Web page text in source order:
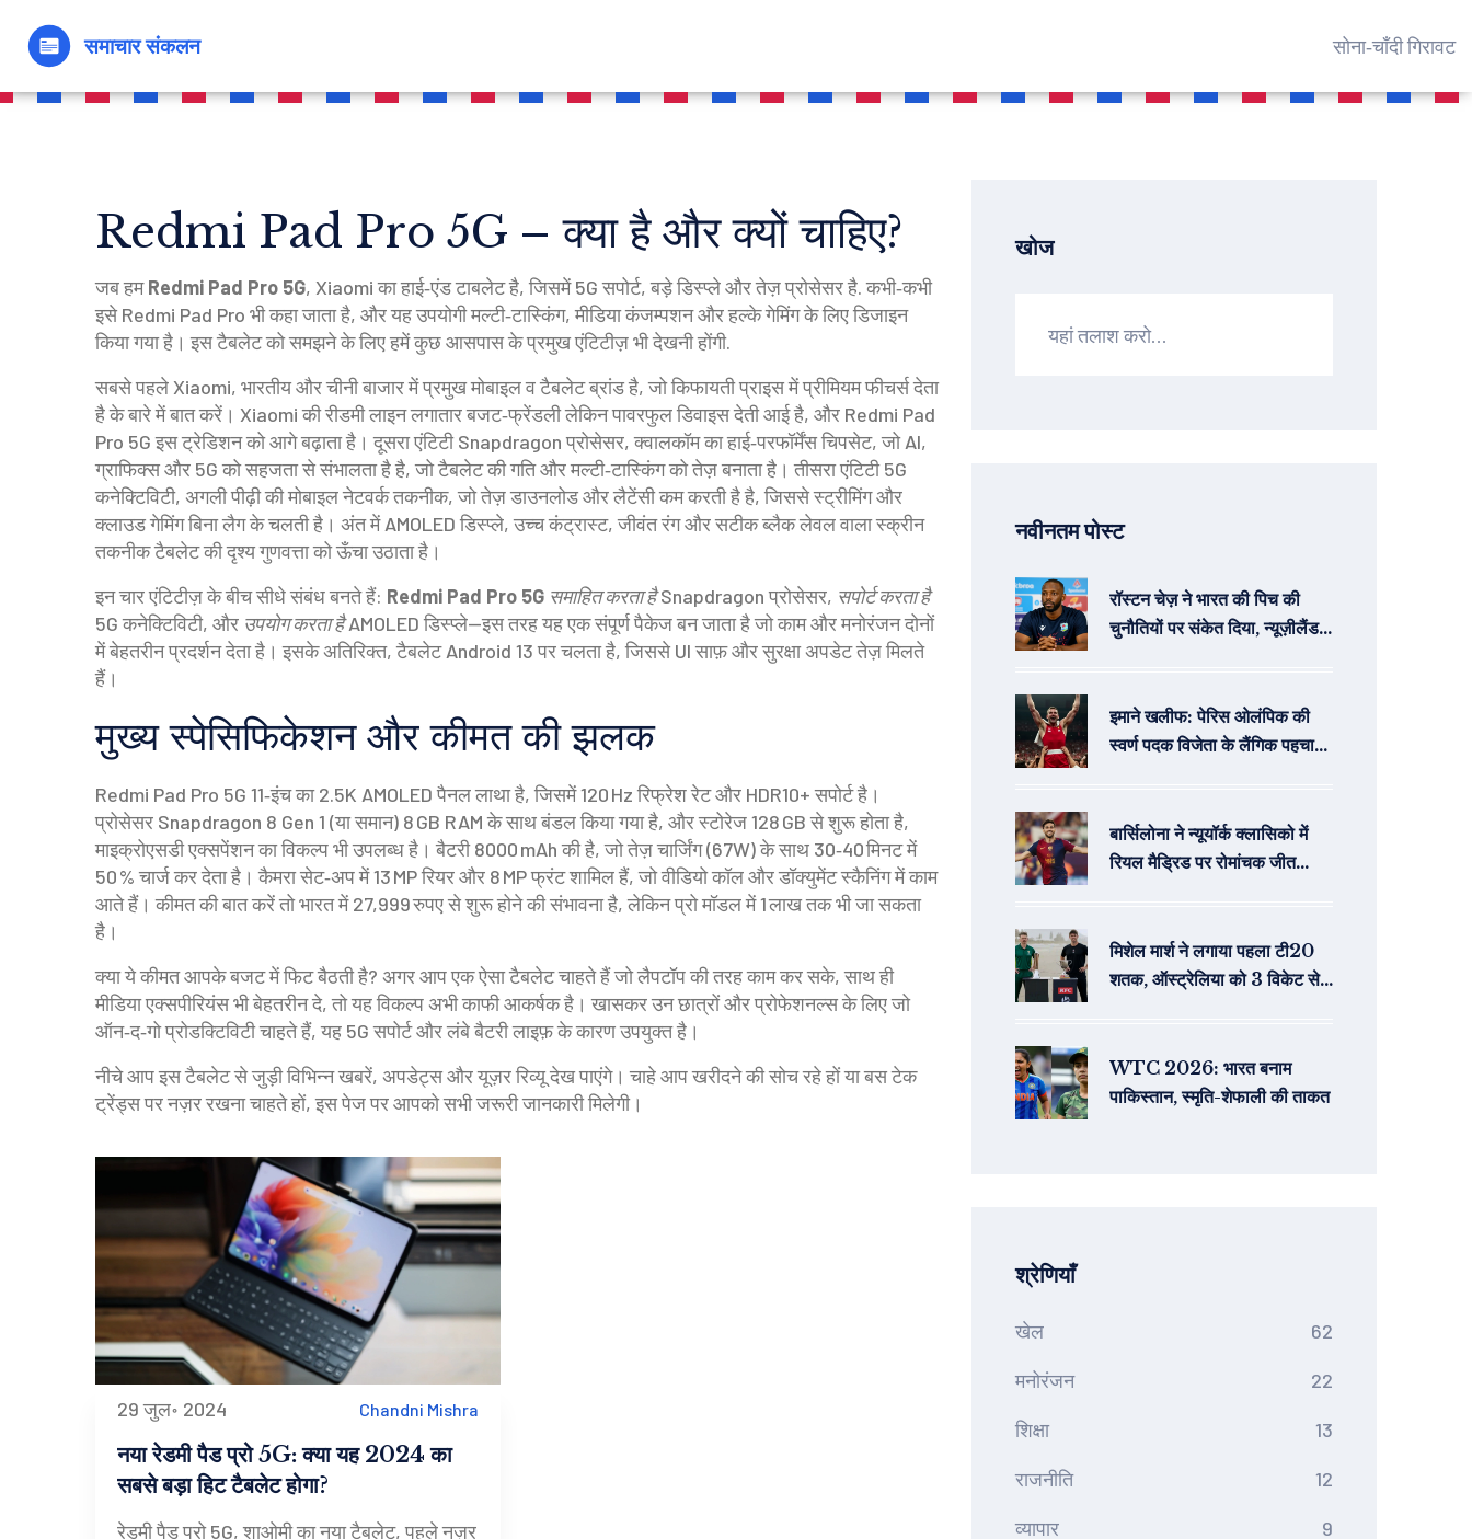
सोना‑चाँदी गिरावट
Redmi Pad Pro 5G – क्या है और क्यों चाहिए?
जब हमRedmi Pad Pro 5G, Xiaomi का हाई‑एंड टाबलेट है, जिसमें 5G सपोर्ट, बड़े डिस्प्ले और तेज़ प्रोसेसर है. कभी‑कभी
इसेRedmi Pad Pro भी कहा जाता है, और यह उपयोगी मल्टी‑टास्किंग, मीडिया कंजम्पशन और हल्के गेमिंग के लिए डिजाइन
किया गया है। इस टैबलेट को समझने के लिए हमें कुछ आसपास के प्रमुख एंटिटीज़ भी देखनी होंगी.
सबसे पहले Xiaomi, भारतीय और चीनी बाजार में प्रमुख मोबाइल व टैबलेट ब्रांड है, जो किफायती प्राइस में प्रीमियम फीचर्स देता
हैके बारे में बात करें। Xiaomi की रीडमी लाइन लगातार बजट‑फ्रेंडली लेकिन पावरफुल डिवाइस देती आई है, और Redmi Pad
Pro 5G इस ट्रेडिशन को आगे बढ़ाता है। दूसरा एंटिटीSnapdragon प्रोसेसर,क्वालकॉम का हाई‑परफॉर्मेंस चिपसेट, जो AI,
ग्राफिक्स और 5G को सहजता से संभालता हैहै, जो टैबलेट की गति और मल्टी‑टास्किंग को तेज़ बनाता है। तीसरा एंटिटी5G
कनेक्टिविटी, अगली पीढ़ी की मोबाइल नेटवर्क तकनीक, जो तेज़ डाउनलोड और लैटेंसी कम करती हैहै, जिससे स्ट्रीमिंग और
क्लाउड गेमिंग बिना लैग के चलती है। अंत मेंAMOLED डिस्प्ले,उच्च कंट्रास्ट, जीवंत रंग और सटीक ब्लैक लेवल वाला स्क्रीन
तकनीकटैबलेट की दृश्य गुणवत्ता को ऊँचा उठाता है।
इन चार एंटिटीज़ के बीच सीधे संबंध बनते हैं: Redmi Pad Pro 5G समाहित करता हैSnapdragon प्रोसेसर, सपोर्ट करता है
5G कनेक्टिविटी, और उपयोग करता हैAMOLED डिस्प्ले—इस तरह यह एक संपूर्ण पैकेज बन जाता है जो काम और मनोरंजन दोनों
में बेहतरीन प्रदर्शन देता है। इसके अतिरिक्त, टैबलेट Android 13 पर चलता है, जिससे UI साफ़ और सुरक्षा अपडेट तेज़ मिलते
हैं।
मुख्य स्पेसिफिकेशन और कीमत की झलक
Redmi Pad Pro 5G 11‑इंच का 2.5K AMOLED पैनल लाथा है, जिसमें 120 Hz रिफ्रेश रेट और HDR10+ सपोर्ट है।
प्रोसेसर Snapdragon 8 Gen 1 (या समान) 8 GB RAM के साथ बंडल किया गया है, और स्टोरेज 128 GB से शुरू होता है,
माइक्रोएसडी एक्सपेंशन का विकल्प भी उपलब्ध है। बैटरी 8000 mAh की है, जो तेज़ चार्जिंग (67W) के साथ 30‑40 मिनट में
50 % चार्ज कर देता है। कैमरा सेट‑अप में 13 MP रियर और 8 MP फ्रंट शामिल हैं, जो वीडियो कॉल और डॉक्युमेंट स्कैनिंग में काम
आते हैं। कीमत की बात करें तो भारत में 27,999 रुपए से शुरू होने की संभावना है, लेकिन प्रो मॉडल में 1 लाख तक भी जा सकता
है।
क्या ये कीमत आपके बजट में फिट बैठती है? अगर आप एक ऐसा टैबलेट चाहते हैं जो लैपटॉप की तरह काम कर सके, साथ ही
मीडिया एक्सपीरियंस भी बेहतरीन दे, तो यह विकल्प अभी काफी आकर्षक है। खासकर उन छात्रों और प्रोफेशनल्स के लिए जो
ऑन‑द‑गो प्रोडक्टिविटी चाहते हैं, यह 5G सपोर्ट और लंबे बैटरी लाइफ़ के कारण उपयुक्त है।
नीचे आप इस टैबलेट से जुड़ी विभिन्न खबरें, अपडेट्स और यूज़र रिव्यू देख पाएंगे। चाहे आप खरीदने की सोच रहे हों या बस टेक
ट्रेंड्स पर नज़र रखना चाहते हों, इस पेज पर आपको सभी जरूरी जानकारी मिलेगी।
29 जुल॰ 2024 Chandni Mishra
नया रेडमी पैड प्रो 5G: क्या यह 2024 का
सबसे बड़ा हिट टैबलेट होगा?
रेडमी पैड प्रो 5G, शाओमी का नया टैबलेट, पहले नज़र
खोज
नवीनतम पोस्ट
रॉस्टन चेज़ ने भारत की पिच की
चुनौतियों पर संकेत दिया, न्यूज़ीलैंड
इमाने खलीफ: पेरिस ओलंपिक की
स्वर्ण पदक विजेता के लैंगिक पहचान
बार्सिलोना ने न्यूयॉर्क क्लासिको में
रियल मैड्रिड पर रोमांचक जीत
मिशेल मार्श ने लगाया पहला टी20
शतक, ऑस्ट्रेलिया को 3 विकेट से
WTC 2026: भारत बनाम
पाकिस्तान, स्मृति-शेफाली की ताकत
श्रेणियाँ
खेल 62
मनोरंजन 22
शिक्षा 13
राजनीति 12
व्यापार 9